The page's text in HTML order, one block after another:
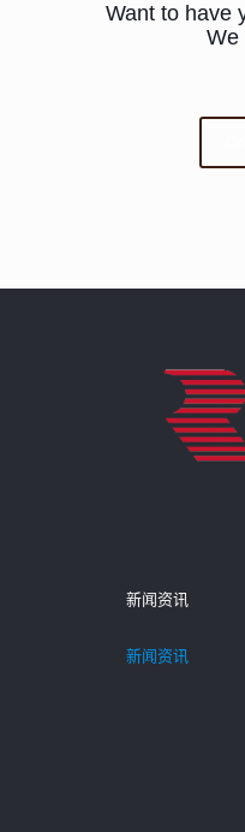
Want to have
We
新闻资讯
新闻资讯